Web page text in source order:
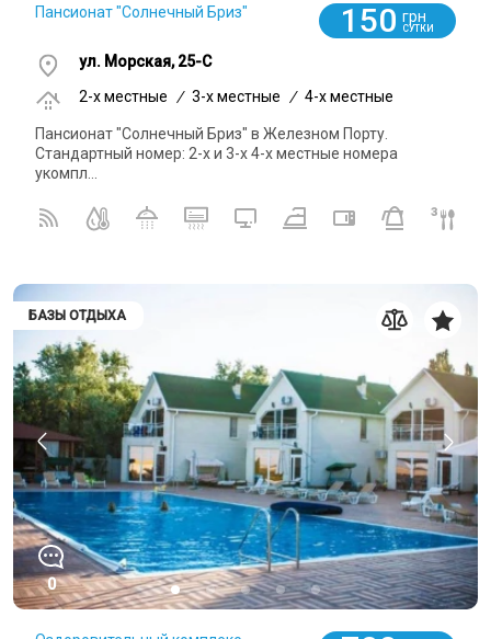
Пансионат "Солнечный Бриз" 150 грн
СУТКИ
ул. Морская, 25-С
2-x местные / 3-x местные / 4-x местные
Пансионат "Солнечный Бриз" в Железном Порту.
Стандартный номер: 2-х и 3-х 4-х местные номера
укомпл...
БАЗЫ ОТДЫХА
0